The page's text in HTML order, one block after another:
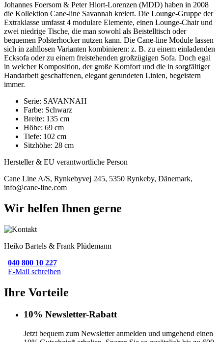
Johannes Foersom & Peter Hiort-Lorenzen (MDD) haben in 2008
die Kollektion Cane-line Savannah kreiert. Die Lounge-Gruppe der
Extraklasse umfasst 4 modulare Elemente, einen Lounge-Chair und
zwei niedrige Tische, die man sowohl als Beistelltisch oder
bequemen Polsterhocker nutzen kann. Die Cane-line Module lassen
sich in zahllosen Varianten kombinieren: z. B. zu einem einladenden
Ecksofa oder zu einem freistehenden großzügigen Sofa. Doch egal
in welcher Komposition, der große Komfort und die in sorgfältiger
Handarbeit geschaffenen, elegant gerundeten Linien, begeistern
immer.
Serie: SAVANNAH
Farbe: Schwarz
Breite: 135 cm
Höhe: 69 cm
Tiefe: 102 cm
Sitzhöhe: 28 cm
Hersteller & EU verantwortliche Person
Cane Line A/S, Rynkebyvej 245, 5350 Rynkeby, Dänemark,
info@cane-line.com
Wir helfen Ihnen gerne
Heiko Bartels & Frank Plüdemann
040 800 10 227
E-Mail schreiben
Ihre Vorteile
10% Newsletter-Rabatt
Jetzt bequem zum Newsletter anmelden und umgehend einen